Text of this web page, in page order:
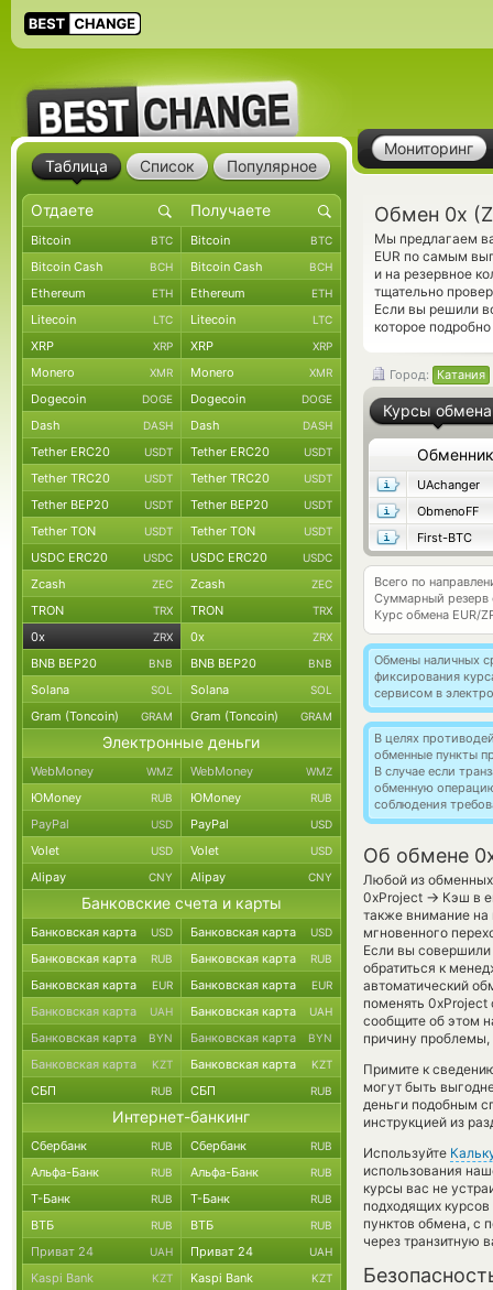
Мониторинг
Обмен 0x
Мы предлагаем
EUR по самым
и на резервное
тщательно
Если вы решили
которое
Город: Катания
Курсы обмена
Обменник
UAchanger
ObmenoFF
First-BTC
Всего по
Суммарный резерв
Курс обмена EUR/
Обмены наличных
фиксирования
сервисом в
В целях
обменные пункты
В случае если
обменную
соблюдения
Об обмене
Любой из обменных
0xProject → Кэш в
также внимание на
мгновенного
Если вы
обратиться к
автоматический
поменять
сообщите об этом
причину проблемы,
Примите к
могут быть
деньги подобным
инструкцией из
Используйте
использования
курсы вас не
подходящих
пунктов обмена,
через транзитную
Таблица Список Популярное
Bitcoin BTC Bitcoin BTC
Bitcoin Cash BCH Bitcoin Cash BCH
Ethereum ETH Ethereum ETH
Litecoin LTC Litecoin LTC
XRP XRP XRP XRP
Monero XMR Monero XMR
Dogecoin DOGE Dogecoin DOGE
Dash DASH Dash DASH
Tether ERC20 USDT Tether ERC20 USDT
Tether TRC20 USDT Tether TRC20 USDT
Tether BEP20 USDT Tether BEP20 USDT
Tether TON USDT Tether TON USDT
USDC ERC20 USDC USDC ERC20 USDC
Zcash ZEC Zcash ZEC
TRON TRX TRON TRX
0x ZRX 0x ZRX
BNB BEP20 BNB BNB BEP20 BNB
Solana SOL Solana SOL
Gram (Toncoin) GRAM Gram (Toncoin) GRAM
Электронные деньги
WebMoney WMZ WebMoney WMZ
ЮMoney RUB ЮMoney RUB
PayPal USD PayPal USD
Volet USD Volet USD
Alipay CNY Alipay CNY
Банковские счета и карты
Банковская карта USD Банковская карта USD
Банковская карта RUB Банковская карта RUB
Банковская карта EUR Банковская карта EUR
Банковская карта UAH Банковская карта UAH
Банковская карта BYN Банковская карта BYN
Банковская карта KZT Банковская карта KZT
СБП RUB СБП RUB
Интернет-банкинг
Сбербанк RUB Сбербанк RUB
Альфа-Банк RUB Альфа-Банк RUB
Т-Банк RUB Т-Банк RUB
ВТБ RUB ВТБ RUB
Приват 24 UAH Приват 24 UAH
Kaspi Bank KZT Kaspi Bank KZT